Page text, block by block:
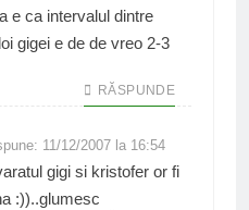
e ca intervalul dintre
gigei e de de vreo 2-3
RĂSPUNDE
11/12/2007 la 16:54
gigi si kristofer or fi
:))..glumesc